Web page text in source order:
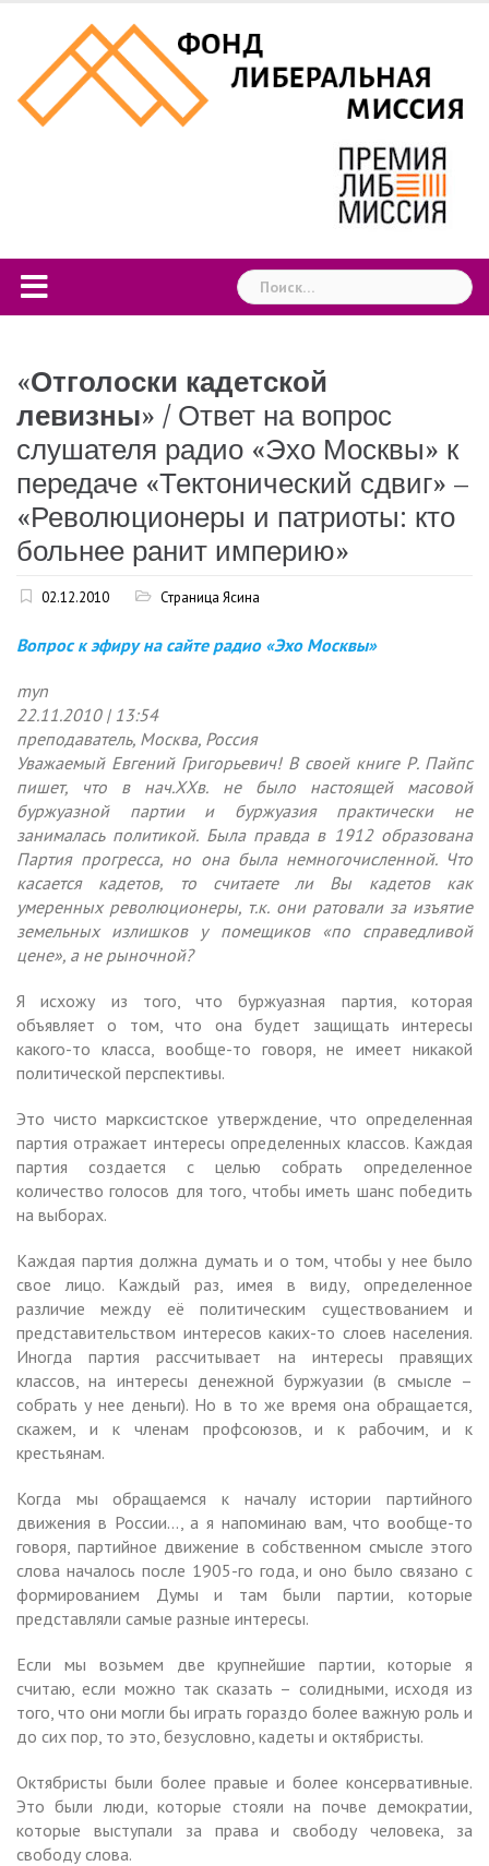
content
Найти:
«Отголоски кадетской
левизны» / Ответ на вопрос
слушателя радио «Эхо Москвы» к
передаче «Тектонический сдвиг» –
«Революционеры и патриоты: кто
больнее ранит империю»
02.12.2010 Страница Ясина
Вопрос к эфиру на сайте радио «Эхо Москвы»
myn
22.11.2010 | 13:54
преподаватель, Москва, Россия
Уважаемый Евгений Григорьевич! В своей книге Р. Пайпс
пишет, что в нач.XXв. не было настоящей масовой
буржуазной партии и буржуазия практически не
занималась политикой. Была правда в 1912 образована
Партия прогресса, но она была немногочисленной. Что
касается кадетов, то считаете ли Вы кадетов как
умеренных революционеры, т.к. они ратовали за изъятие
земельных излишков у помещиков «по справедливой
цене», а не рыночной?
Я исхожу из того, что буржуазная партия, которая
объявляет о том, что она будет защищать интересы
какого-то класса, вообще-то говоря, не имеет никакой
политической перспективы.
Это чисто марксистское утверждение, что определенная
партия отражает интересы определенных классов. Каждая
партия создается с целью собрать определенное
количество голосов для того, чтобы иметь шанс победить
на выборах.
Каждая партия должна думать и о том, чтобы у нее было
свое лицо. Каждый раз, имея в виду, определенное
различие между её политическим существованием и
представительством интересов каких-то слоев населения.
Иногда партия рассчитывает на интересы правящих
классов, на интересы денежной буржуазии (в смысле –
собрать у нее деньги). Но в то же время она обращается,
скажем, и к членам профсоюзов, и к рабочим, и к
крестьянам.
Когда мы обращаемся к началу истории партийного
движения в России…, а я напоминаю вам, что вообще-то
говоря, партийное движение в собственном смысле этого
слова началось после 1905-го года, и оно было связано с
формированием Думы и там были партии, которые
представляли самые разные интересы.
Если мы возьмем две крупнейшие партии, которые я
считаю, если можно так сказать – солидными, исходя из
того, что они могли бы играть гораздо более важную роль и
до сих пор, то это, безусловно, кадеты и октябристы.
Октябристы были более правые и более консервативные.
Это были люди, которые стояли на почве демократии,
которые выступали за права и свободу человека, за
свободу слова.